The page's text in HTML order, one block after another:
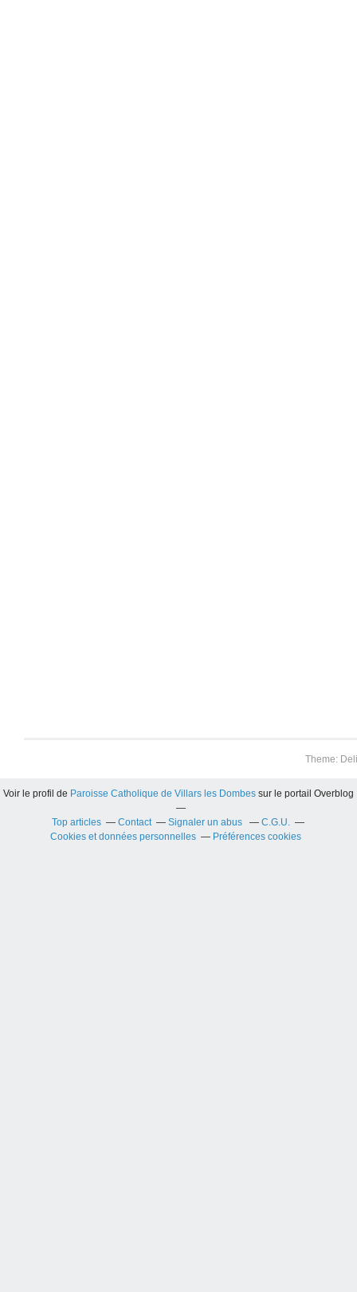
Theme:
Voir le profil de Paroisse Catholique de Villars les Dombes sur le portail Overblog
Top articles Contact Signaler un abus
C.G.U.
Cookies et données personnelles
Préférences cookies